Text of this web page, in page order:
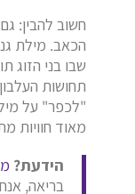
חשוב להבין:
הכאב. מילת
שבו בני הזוג
תחושות
"לכפר" על
מאוד חוויות
הידעת?